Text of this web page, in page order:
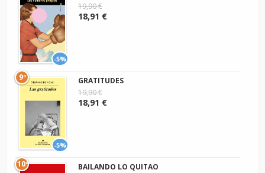
-5%
19,90 €
18,91 €
-5%
9º
GRATITUDES
19,90 €
18,91 €
10º
BAILANDO LO QUITAO